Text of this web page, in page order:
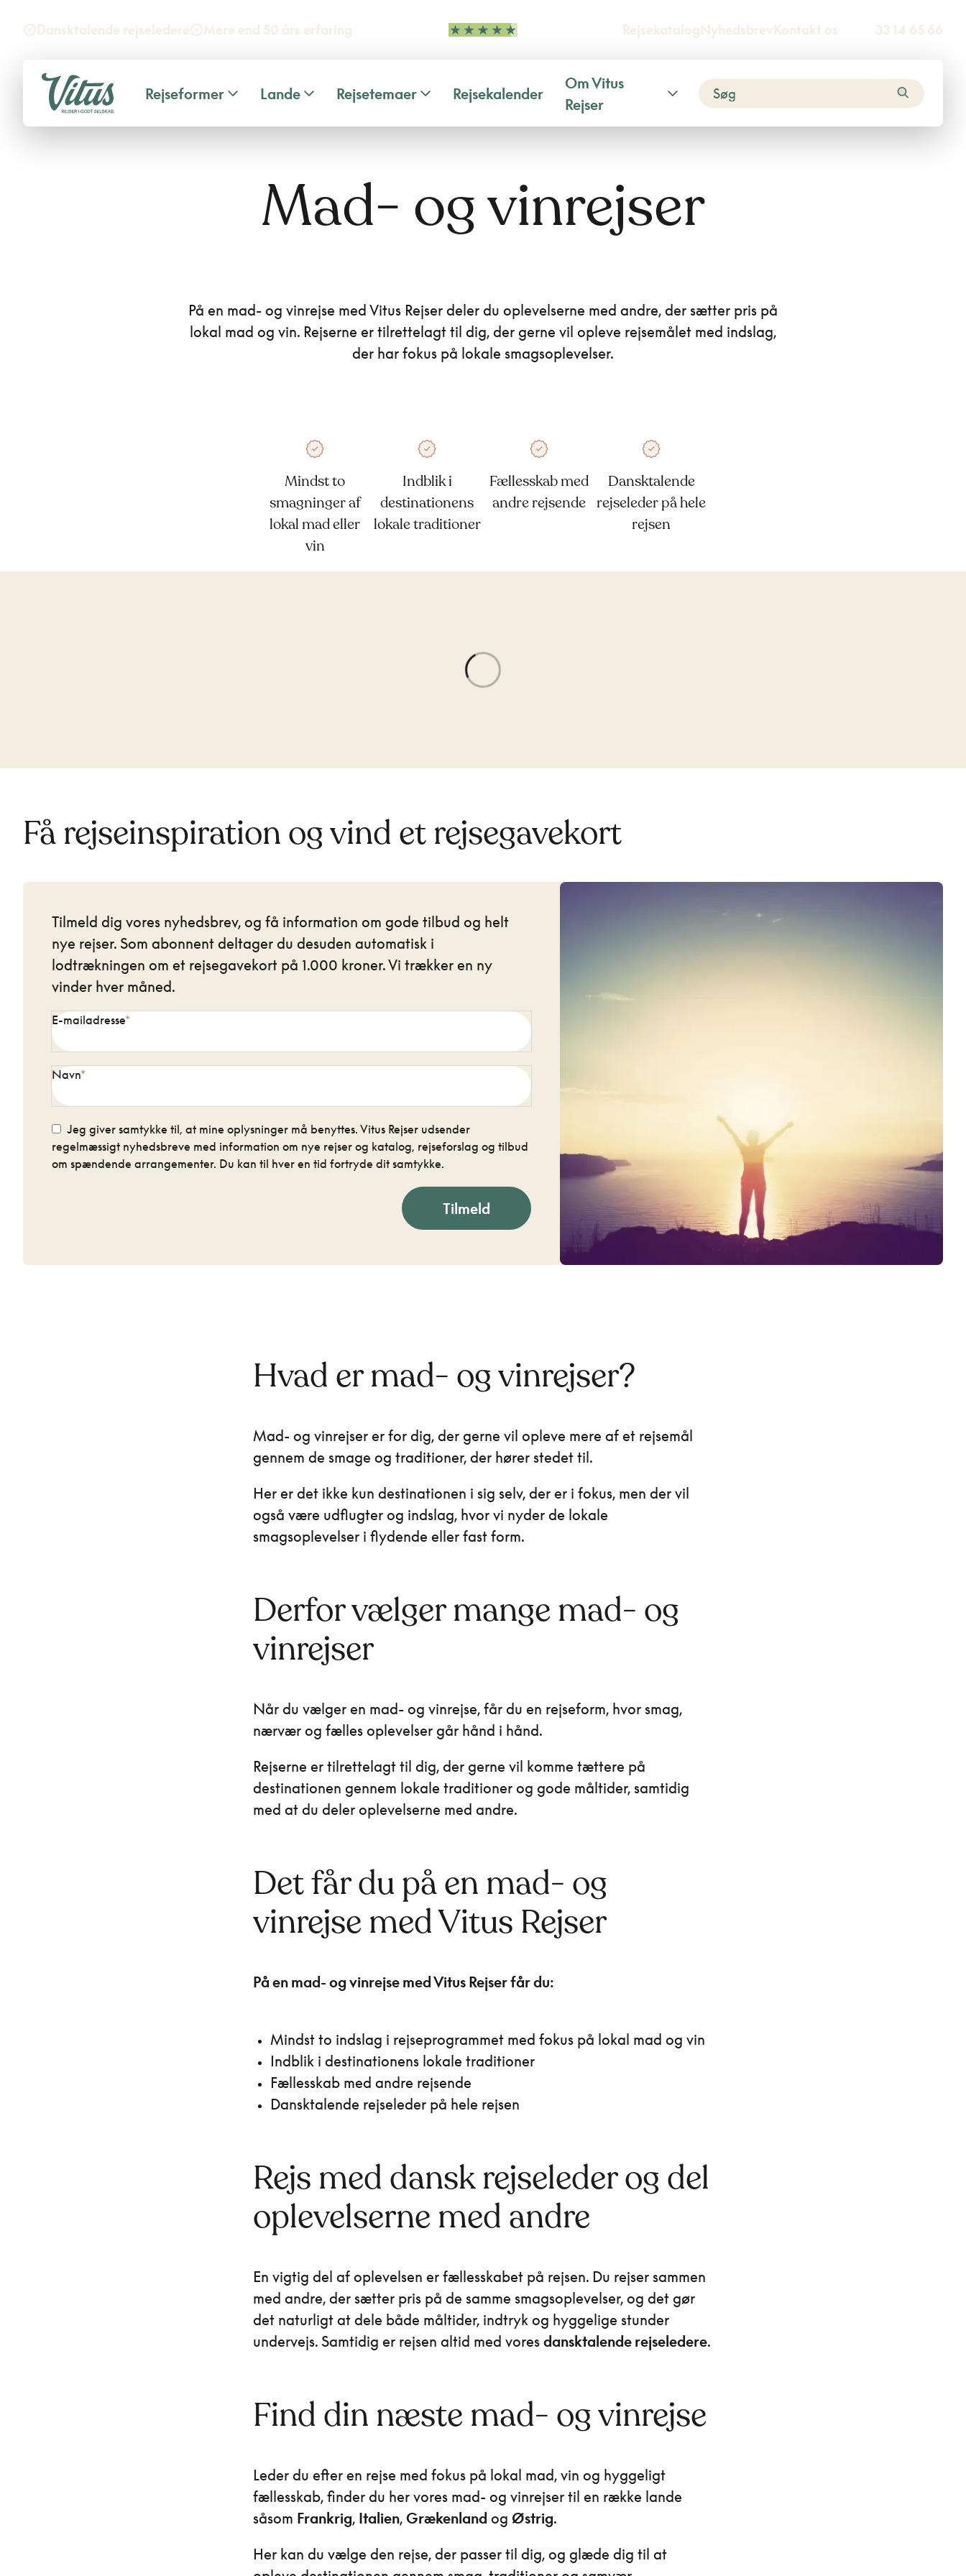
Dansktalende rejseledere Mere end 50 års erfaring RejsekatalogNyhedsbrevKontakt os 33 14 65 66
Rejseformer Lande Rejsetemaer Rejsekalender
Om Vitus
Rejser
Mad- og vinrejser
På en mad- og vinrejse med Vitus Rejser deler du oplevelserne med andre, der sætter pris på
lokal mad og vin. Rejserne er tilrettelagt til dig, der gerne vil opleve rejsemålet med indslag,
der har fokus på lokale smagsoplevelser.
Mindst to
smagninger af
lokal mad eller
vin
Indblik i
destinationens
lokale traditioner
Fællesskab med
andre rejsende
Dansktalende
rejseleder på hele
rejsen
Få rejseinspiration og vind et rejsegavekort
Tilmeld dig vores nyhedsbrev, og få information om gode tilbud og helt
nye rejser. Som abonnent deltager du desuden automatisk i
lodtrækningen om et rejsegavekort på 1.000 kroner. Vi trækker en ny
vinder hver måned.
E-mailadresse
Navn
Jeg giver samtykke til, at mine oplysninger må benyttes. Vitus Rejser udsender
regelmæssigt nyhedsbreve med information om nye rejser og katalog, rejseforslag og tilbud
om spændende arrangementer. Du kan til hver en tid fortryde dit samtykke.
Tilmeld
Hvad er mad- og vinrejser?
Mad- og vinrejser er for dig, der gerne vil opleve mere af et rejsemål
gennem de smage og traditioner, der hører stedet til.
Her er det ikke kun destinationen i sig selv, der er i fokus, men der vil
også være udflugter og indslag, hvor vi nyder de lokale
smagsoplevelser i flydende eller fast form.
Derfor vælger mange mad- og
vinrejser
Når du vælger en mad- og vinrejse, får du en rejseform, hvor smag,
nærvær og fælles oplevelser går hånd i hånd.
Rejserne er tilrettelagt til dig, der gerne vil komme tættere på
destinationen gennem lokale traditioner og gode måltider, samtidig
med at du deler oplevelserne med andre.
Det får du på en mad- og
vinrejse med Vitus Rejser
På en mad- og vinrejse med Vitus Rejser får du:
Mindst to indslag i rejseprogrammet med fokus på lokal mad og vin
Indblik i destinationens lokale traditioner
Fællesskab med andre rejsende
Dansktalende rejseleder på hele rejsen
Rejs med dansk rejseleder og del
oplevelserne med andre
En vigtig del af oplevelsen er fællesskabet på rejsen. Du rejser sammen
med andre, der sætter pris på de samme smagsoplevelser, og det gør
det naturligt at dele både måltider, indtryk og hyggelige stunder
undervejs. Samtidig er rejsen altid med vores dansktalende rejseledere.
Find din næste mad- og vinrejse
Leder du efter en rejse med fokus på lokal mad, vin og hyggeligt
fællesskab, finder du her vores mad- og vinrejser til en række lande
såsom Frankrig, Italien, Grækenland og Østrig.
Her kan du vælge den rejse, der passer til dig, og glæde dig til at